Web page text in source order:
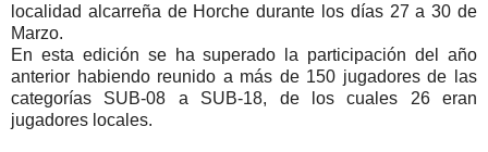
localidad alcarreña de Horche durante los días 27 a 30 de
Marzo.
En esta edición se ha superado la participación del año
anterior habiendo reunido a más de 150 jugadores de las
categorías SUB-08 a SUB-18, de los cuales 26 eran
jugadores locales.